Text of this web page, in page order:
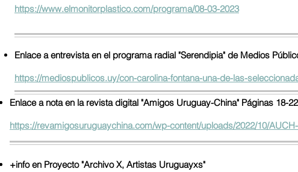
https://www.elmonitorplastico.com/programa/08-03-2023
Enlace a entrevista en el programa radial "Serendipia" de Medios
https://mediospublicos.uy/con-carolina-fontana-una-de-las-
Enlace a nota en la revista digital "Amigos Uruguay-China" Páginas 18-
https://revamigosuruguaychina.com/wp-content/uploads/2022/10/
+info en Proyecto "Archivo X, Artistas Uruguayxs"